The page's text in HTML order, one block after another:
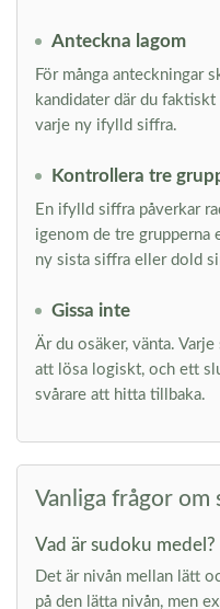
Anteckna lagom
För många anteckningar
kandidater där du
varje ny ifylld siffra.
Kontrollera tre
En ifylld siffra påverkar
igenom de tre grupperna
ny sista siffra eller dold
Gissa inte
Är du osäker, vänta.
att lösa logiskt, och ett
svårare att hitta tillbaka.
Vanliga frågor om
Vad är sudoku medel?
Det är nivån mellan lätt
på den lätta nivån, men